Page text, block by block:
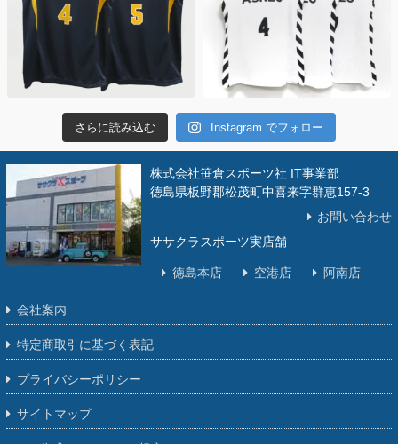
さらに読み込む Instagram でフォロー
株式会社笹倉スポーツ社 IT事業部
徳島県板野郡松茂町中喜来字群恵157-3
お問い合わせ
ササクラスポーツ実店舗
徳島本店 空港店 阿南店
会社案内
特定商取引に基づく表記
プライバシーポリシー
サイトマップ